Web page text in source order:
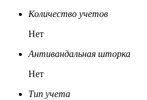
Количество учетов
Нет
Антивандальная шторка
Нет
Тип учета